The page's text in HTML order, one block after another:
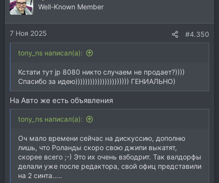
ц
и
и
:
Well-Known Member
7 Ноя 2025 #4.350
tony_ns написал(а):
Кстати тут jp 8080 никто случаем не продает?))))
Спасибо за идею)))))))))))))))))))))) ГЕНИАЛЬНО)
На Авто же есть объявления
tony_ns написал(а):
Оч мало времени сейчас на дискуссию, дополню
лишь, что Роланды скоро свою джипи выкатят,
скорее всего ;-) Это их очень взбодрит. Так валдорфы
делали уже после редактора, свой офиц представили
на 2 синта.....